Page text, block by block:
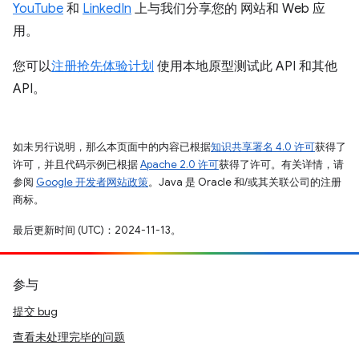
YouTube 和 LinkedIn 上与我们分享您的 网站和 Web 应
用。
您可以注册抢先体验计划 使用本地原型测试此 API 和其他
API。
如未另行说明，那么本页面中的内容已根据知识共享署名 4.0 许可获得了
许可，并且代码示例已根据Apache 2.0 许可获得了许可。有关详情，请
参阅 Google 开发者网站政策。Java 是 Oracle 和/或其关联公司的注册
商标。
最后更新时间 (UTC)：2024-11-13。
参与
提交 bug
查看未处理完毕的问题